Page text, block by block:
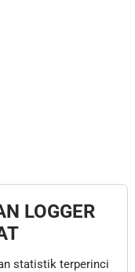
LOGGER
statistik terperinci